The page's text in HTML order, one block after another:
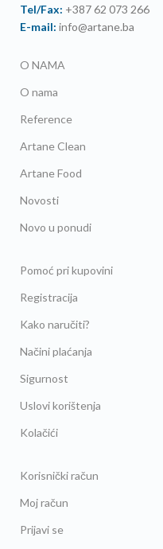
Tel/Fax: +387 62 073 266
E-mail: info@artane.ba
O NAMA
O nama
Reference
Artane Clean
Artane Food
Novosti
Novo u ponudi
Pomoć pri kupovini
Registracija
Kako naručiti?
Načini plaćanja
Sigurnost
Uslovi korištenja
Kolačići
Korisnički račun
Moj račun
Prijavi se